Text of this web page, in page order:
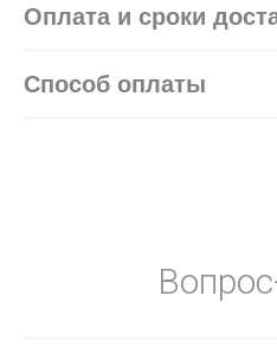
Оплата и сроки
Способ оплаты